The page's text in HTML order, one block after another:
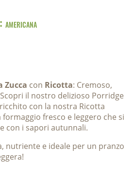
AMERICANA
Zucca con Ricotta: Cremoso,
il nostro delizioso Porridge
con la nostra Ricotta
formaggio fresco e leggero che si
con i sapori autunnali.
nutriente e ideale per un pranzo